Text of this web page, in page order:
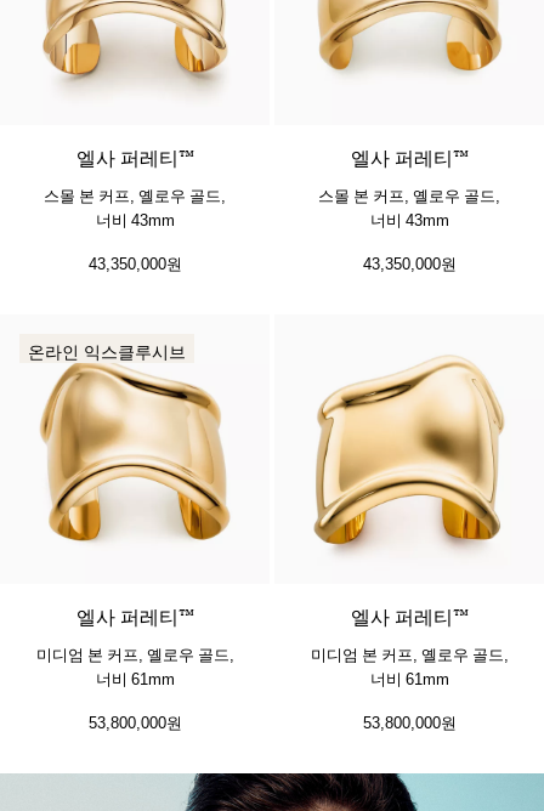
엘사 퍼레티™
스몰 본 커프, 옐로우 골드,
너비 43mm
43,350,000원
엘사 퍼레티™
스몰 본 커프, 옐로우 골드,
너비 43mm
43,350,000원
온라인 익스클루시브
엘사 퍼레티™
미디엄 본 커프, 옐로우 골드,
너비 61mm
53,800,000원
엘사 퍼레티™
미디엄 본 커프, 옐로우 골드,
너비 61mm
53,800,000원